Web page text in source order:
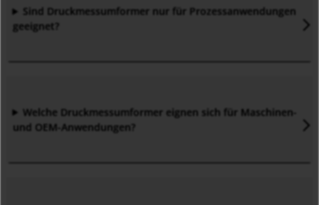
Sind Druckmessumformer nur für Prozessanwendungen
geeignet ?
Welche Druckmessumformer eignen sich für Maschinen-
und OEM-Anwendungen?